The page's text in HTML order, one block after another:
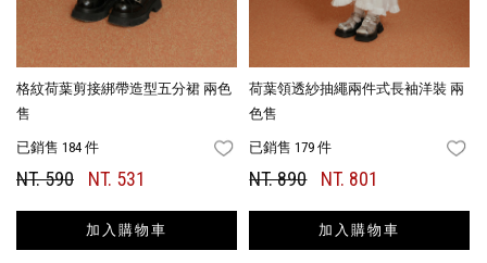
格紋荷葉剪接綁帶造型五分裙 兩色
售
已銷售 184 件 FAVORITES
NT. 590 NT. 531
加入購物車
荷葉領透紗抽繩兩件式長袖洋裝 兩
色售
已銷售 179 件
NT. 890 NT. 801
加入購物車